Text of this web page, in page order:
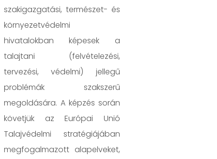
szakigazgatási, természet- és
környezetvédelmi
hivatalokban képesek a
talajtani (felvételezési,
tervezési, védelmi) jellegű
problémák szakszerű
megoldására. A képzés során
követjük az Európai Unió
Talajvédelmi stratégiájában
megfogalmazott alapelveket,